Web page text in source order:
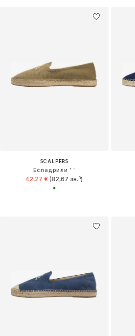
SCALPERS
Еспадрили ' '
42,27 € (82,67 лв.³)